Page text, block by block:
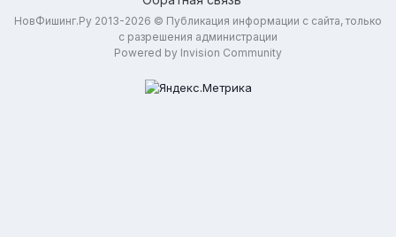
НовФишинг.Ру 2013-2026 © Публикация информации с сайта, только
с разрешения администрации
Powered by Invision Community